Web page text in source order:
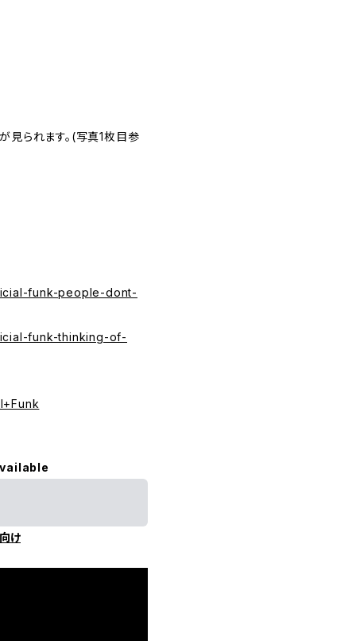
見られます。(写真1枚目参
funk-people-dont-
funk-thinking-of-
け